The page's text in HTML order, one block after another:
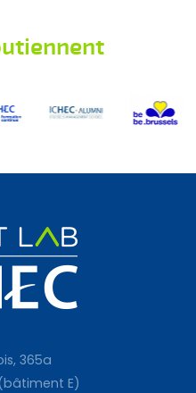
365a
(bâtiment E)